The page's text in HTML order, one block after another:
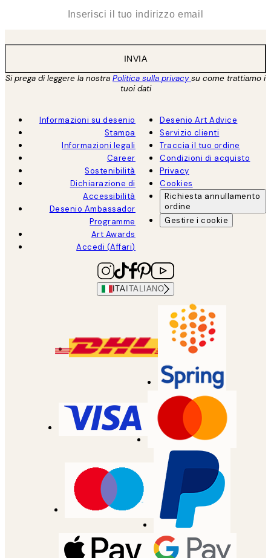
INVIA
Si prega di leggere la nostra Politica sulla privacysu come trattiamo i
tuoi dati
Informazioni su desenio
Stampa
Informazioni legali
Career
Sostenibilità
Dichiarazione di
Accessibilità
Desenio Ambassador
Programme
Art Awards
Accedi (Affari)
Desenio Art Advice
Servizio clienti
Traccia il tuo ordine
Condizioni di acquisto
Privacy
Cookies
Richiesta annullamento
ordine
Gestire i cookie
ITA ITALIANO